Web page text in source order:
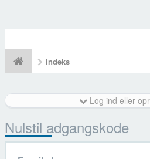
Indeks
Log ind eller
Nulstil adgangskode